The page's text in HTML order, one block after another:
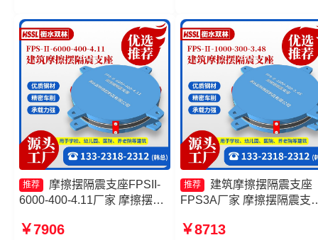
6000-300-3.48厂家
推荐
摩擦摆隔震支座FPSII-
6000-400-4.11厂家 摩擦摆隔
摩擦摆隔震支座FPSII-10000-
￥7906
推荐
建筑摩擦摆隔震支座
FPS3A厂家 摩擦摆隔震支
厂 摩擦摆隔震支座FPSII-
￥8713